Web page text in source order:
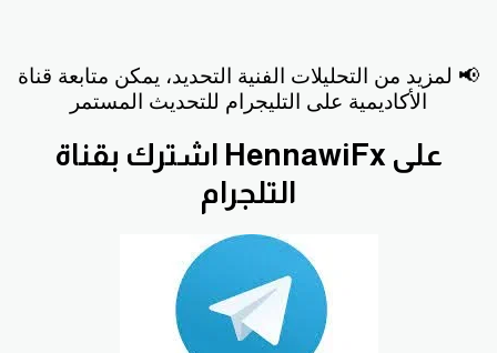
📢 لمزيد من التحليلات الفنية التحديد، يمكن متابعة قناة
الأكاديمية على التليجرام للتحديث المستمر
اشترك بقناة HennawiFx على
التلجرام